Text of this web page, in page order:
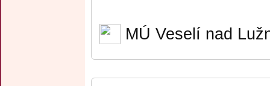
MÚ Veselí nad